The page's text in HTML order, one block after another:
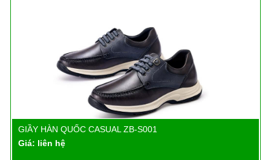
Chi tiết
GIẦY HÀN QUỐC CASUAL ZB-S001
Giá: liên hệ